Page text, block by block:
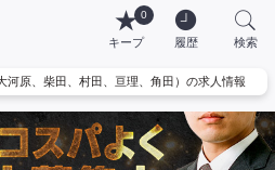
0
キープ 履歴 検索
河原、柴田、村田、亘理、角田）の求人情報